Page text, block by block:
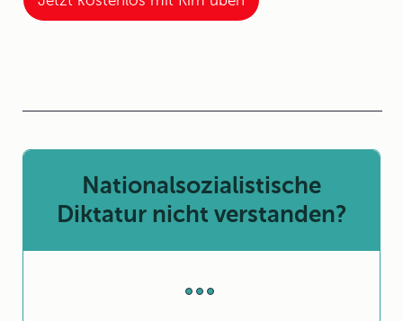
Nationalsozialistische
Diktatur nicht verstanden?